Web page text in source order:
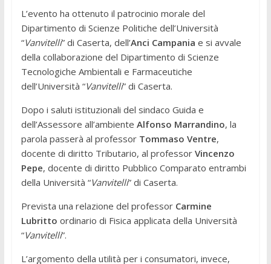
L’evento ha ottenuto il patrocinio morale del
Dipartimento di Scienze Politiche dell’Università
“Vanvitelli” di Caserta, dell’Anci Campania e si avvale
della collaborazione del Dipartimento di Scienze
Tecnologiche Ambientali e Farmaceutiche
dell’Università “Vanvitelli” di Caserta.
Dopo i saluti istituzionali del sindaco Guida e
dell’Assessore all’ambiente Alfonso Marrandino, la
parola passerà al professor Tommaso Ventre,
docente di diritto Tributario, al professor Vincenzo
Pepe, docente di diritto Pubblico Comparato entrambi
della Università “Vanvitelli” di Caserta.
Prevista una relazione del professor Carmine
Lubritto ordinario di Fisica applicata della Università
“Vanvitelli”.
L’argomento della utilità per i consumatori, invece,